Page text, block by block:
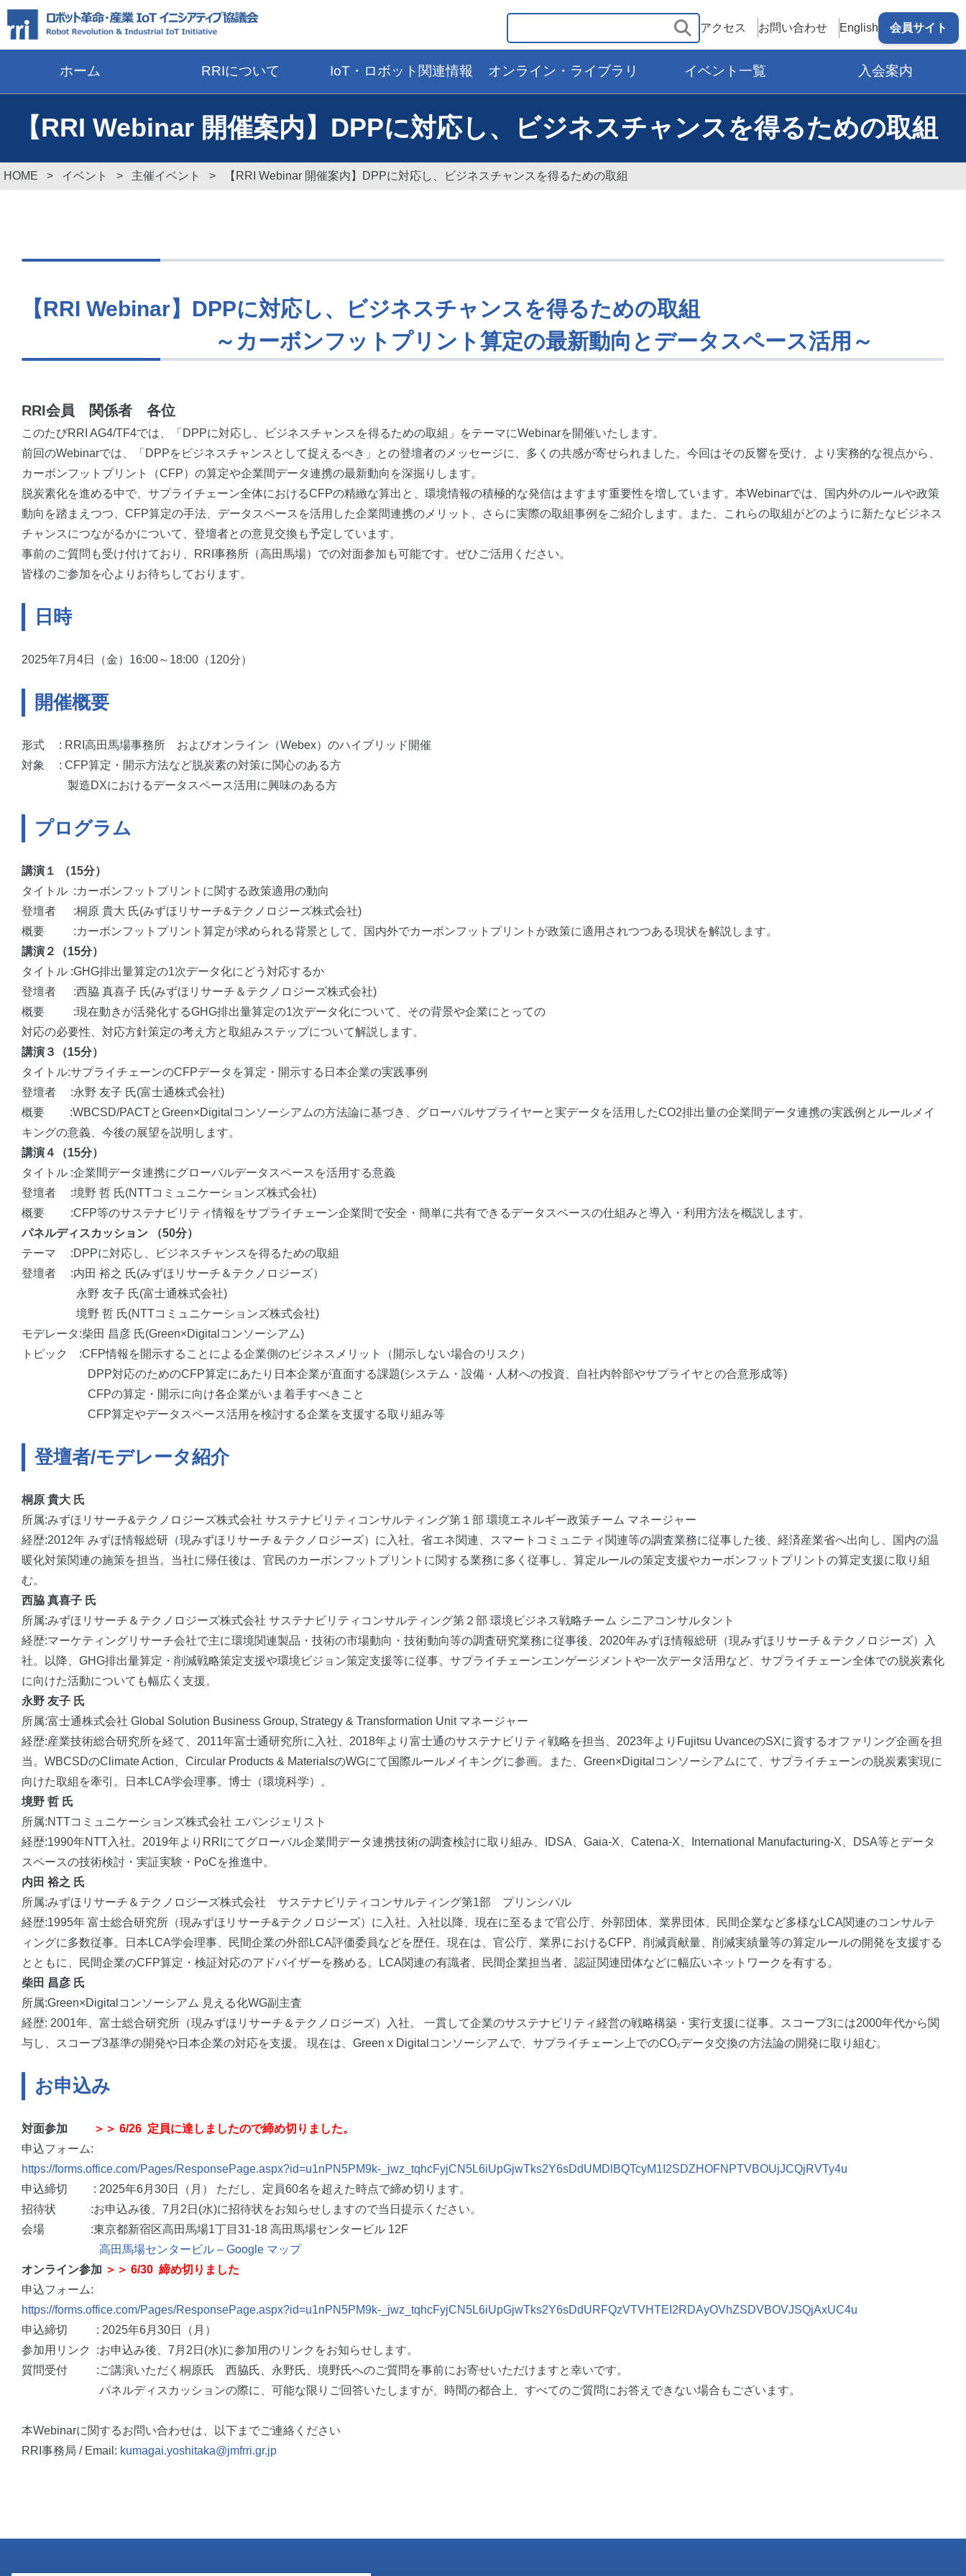
アクセス お問い合わせ English 会員サイト
ホーム RRIについて IoT・ロボット関連情報 オンライン・ライブラリ イベント一覧 入会案内
【RRI Webinar 開催案内】DPPに対応し、ビジネスチャンスを得るための取組
HOME > イベント > 主催イベント > 【RRI Webinar 開催案内】DPPに対応し、ビジネスチャンスを得るための取組
【RRI Webinar】DPPに対応し、ビジネスチャンスを得るための取組
～カーボンフットプリント算定の最新動向とデータスペース活用～
RRI会員 関係者 各位
このたびRRI AG4/TF4では、「DPPに対応し、ビジネスチャンスを得るための取組」をテーマにWebinarを開催いたします。
前回のWebinarでは、「DPPをビジネスチャンスとして捉えるべき」との登壇者のメッセージに、多くの共感が寄せられました。今回はその反響を受け、より実務的な視点から、
カーボンフットプリント（CFP）の算定や企業間データ連携の最新動向を深掘りします。
脱炭素化を進める中で、サプライチェーン全体におけるCFPの精緻な算出と、環境情報の積極的な発信はますます重要性を増しています。本Webinarでは、国内外のルールや政策
動向を踏まえつつ、CFP算定の手法、データスペースを活用した企業間連携のメリット、さらに実際の取組事例をご紹介します。また、これらの取組がどのように新たなビジネス
チャンスにつながるかについて、登壇者との意見交換も予定しています。
事前のご質問も受け付けており、RRI事務所（高田馬場）での対面参加も可能です。ぜひご活用ください。
皆様のご参加を心よりお待ちしております。
日時
2025年7月4日（金）16:00～18:00（120分）
開催概要
形式 : RRI高田馬場事務所 およびオンライン（Webex）のハイブリッド開催
対象 : CFP算定・開示方法など脱炭素の対策に関心のある方
製造DXにおけるデータスペース活用に興味のある方
プログラム
講演１ （15分）
タイトル :カーボンフットプリントに関する政策適用の動向
登壇者 :桐原 貴大 氏(みずほリサーチ&テクノロジーズ株式会社)
概要 :カーボンフットプリント算定が求められる背景として、国内外でカーボンフットプリントが政策に適用されつつある現状を解説します。
講演２（15分）
タイトル :GHG排出量算定の1次データ化にどう対応するか
登壇者 :西脇 真喜子 氏(みずほリサーチ＆テクノロジーズ株式会社)
概要 :現在動きが活発化するGHG排出量算定の1次データ化について、その背景や企業にとっての
対応の必要性、対応方針策定の考え方と取組みステップについて解説します。
講演３（15分）
タイトル:サプライチェーンのCFPデータを算定・開示する日本企業の実践事例
登壇者 :永野 友子 氏(富士通株式会社)
概要 :WBCSD/PACTとGreen×Digitalコンソーシアムの方法論に基づき、グローバルサプライヤーと実データを活用したCO2排出量の企業間データ連携の実践例とルールメイ
キングの意義、今後の展望を説明します。
講演４（15分）
タイトル :企業間データ連携にグローバルデータスペースを活用する意義
登壇者 :境野 哲 氏(NTTコミュニケーションズ株式会社)
概要 :CFP等のサステナビリティ情報をサプライチェーン企業間で安全・簡単に共有できるデータスペースの仕組みと導入・利用方法を概説します。
パネルディスカッション （50分）
テーマ :DPPに対応し、ビジネスチャンスを得るための取組
登壇者 :内田 裕之 氏(みずほリサーチ＆テクノロジーズ）
永野 友子 氏(富士通株式会社)
境野 哲 氏(NTTコミュニケーションズ株式会社)
モデレータ:柴田 昌彦 氏(Green×Digitalコンソーシアム)
トピック :CFP情報を開示することによる企業側のビジネスメリット（開示しない場合のリスク）
DPP対応のためのCFP算定にあたり日本企業が直面する課題(システム・設備・人材への投資、自社内幹部やサプライヤとの合意形成等)
CFPの算定・開示に向け各企業がいま着手すべきこと
CFP算定やデータスペース活用を検討する企業を支援する取り組み等
登壇者/モデレータ紹介
桐原 貴大 氏
所属:みずほリサーチ&テクノロジーズ株式会社 サステナビリティコンサルティング第１部 環境エネルギー政策チーム マネージャー
経歴:2012年 みずほ情報総研（現みずほリサーチ＆テクノロジーズ）に入社。省エネ関連、スマートコミュニティ関連等の調査業務に従事した後、経済産業省へ出向し、国内の温
暖化対策関連の施策を担当。当社に帰任後は、官民のカーボンフットプリントに関する業務に多く従事し、算定ルールの策定支援やカーボンフットプリントの算定支援に取り組
む。
西脇 真喜子 氏
所属:みずほリサーチ＆テクノロジーズ株式会社 サステナビリティコンサルティング第２部 環境ビジネス戦略チーム シニアコンサルタント
経歴:マーケティングリサーチ会社で主に環境関連製品・技術の市場動向・技術動向等の調査研究業務に従事後、2020年みずほ情報総研（現みずほリサーチ＆テクノロジーズ）入
社。以降、GHG排出量算定・削減戦略策定支援や環境ビジョン策定支援等に従事。サプライチェーンエンゲージメントや一次データ活用など、サプライチェーン全体での脱炭素化
に向けた活動についても幅広く支援。
永野 友子 氏
所属:富士通株式会社 Global Solution Business Group, Strategy & Transformation Unit マネージャー
経歴:産業技術総合研究所を経て、2011年富士通研究所に入社、2018年より富士通のサステナビリティ戦略を担当、2023年よりFujitsu UvanceのSXに資するオファリング企画を担
当。WBCSDのClimate Action、Circular Products & MaterialsのWGにて国際ルールメイキングに参画。また、Green×Digitalコンソーシアムにて、サプライチェーンの脱炭素実現に
向けた取組を牽引。日本LCA学会理事。博士（環境科学）。
境野 哲 氏
所属:NTTコミュニケーションズ株式会社 エバンジェリスト
経歴:1990年NTT入社。2019年よりRRIにてグローバル企業間データ連携技術の調査検討に取り組み、IDSA、Gaia-X、Catena-X、International Manufacturing-X、DSA等とデータ
スペースの技術検討・実証実験・PoCを推進中。
内田 裕之 氏
所属:みずほリサーチ＆テクノロジーズ株式会社 サステナビリティコンサルティング第1部 プリンシパル
経歴:1995年 富士総合研究所（現みずほリサーチ&テクノロジーズ）に入社。入社以降、現在に至るまで官公庁、外郭団体、業界団体、民間企業など多様なLCA関連のコンサルテ
ィングに多数従事。日本LCA学会理事、民間企業の外部LCA評価委員などを歴任。現在は、官公庁、業界におけるCFP、削減貢献量、削減実績量等の算定ルールの開発を支援する
とともに、民間企業のCFP算定・検証対応のアドバイザーを務める。LCA関連の有識者、民間企業担当者、認証関連団体などに幅広いネットワークを有する。
柴田 昌彦 氏
所属:Green×Digitalコンソーシアム 見える化WG副主査
経歴: 2001年、富士総合研究所（現みずほリサーチ＆テクノロジーズ）入社。 一貫して企業のサステナビリティ経営の戦略構築・実行支援に従事。スコープ3には2000年代から関
与し、スコープ3基準の開発や日本企業の対応を支援。 現在は、Green x Digitalコンソーシアムで、サプライチェーン上でのCO₂データ交換の方法論の開発に取り組む。
お申込み
対面参加
＞＞ 6/26 定員に達しましたので締め切りました。
申込フォーム:
https://forms.office.com/Pages/ResponsePage.aspx?id=u1nPN5PM9k-_jwz_tqhcFyjCN5L6iUpGjwTks2Y6sDdUMDlBQTcyM1I2SDZHOFNPTVBOUjJCQjRVTy4u
申込締切 : 2025年6月30日（月） ただし、定員60名を超えた時点で締め切ります。
招待状 :お申込み後、7月2日(水)に招待状をお知らせしますので当日提示ください。
会場 :東京都新宿区高田馬場1丁目31-18 高田馬場センタービル 12F
高田馬場センタービル – Google マップ
オンライン参加 ＞＞ 6/30 締め切りました
申込フォーム:
https://forms.office.com/Pages/ResponsePage.aspx?id=u1nPN5PM9k-_jwz_tqhcFyjCN5L6iUpGjwTks2Y6sDdURFQzVTVHTEI2RDAyOVhZSDVBOVJSQjAxUC4u
申込締切 : 2025年6月30日（月）
参加用リンク :お申込み後、7月2日(水)に参加用のリンクをお知らせします。
質問受付 :ご講演いただく桐原氏 西脇氏、永野氏、境野氏へのご質問を事前にお寄せいただけますと幸いです。
パネルディスカッションの際に、可能な限りご回答いたしますが、時間の都合上、すべてのご質問にお答えできない場合もございます。
本Webinarに関するお問い合わせは、以下までご連絡ください
RRI事務局 / Email: kumagai.yoshitaka@jmfrri.gr.jp